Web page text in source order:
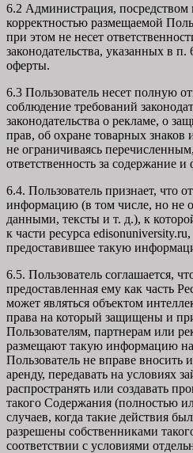
6.2 Администрация, посредством
корректностью размещаемой
при этом не несет
законодательства, указанных в
оферты.
6.3 Пользователь несет полную
соблюдение требований
законодательства о рекламе, о
прав, об охране товарных знаков
не ограничиваясь
ответственность за содержание
6.4. Пользователь признает, что
информацию (в том числе, но не
данными, тексты и т. д.), к
к части ресурса
предоставившее такую
6.5. Пользователь соглашается,
предоставленная ему как часть
может являться объектом
права на который защищены и
Пользователям, партнерам или
размещают такую информацию на
Пользователь не вправе вносить
аренду, передавать на условиях
распространять или создавать
такого Содержания (полностью
случаев, когда такие действия
разрешены собственниками
соответствии с условиями